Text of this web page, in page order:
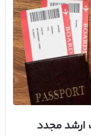
ارشد مجدد